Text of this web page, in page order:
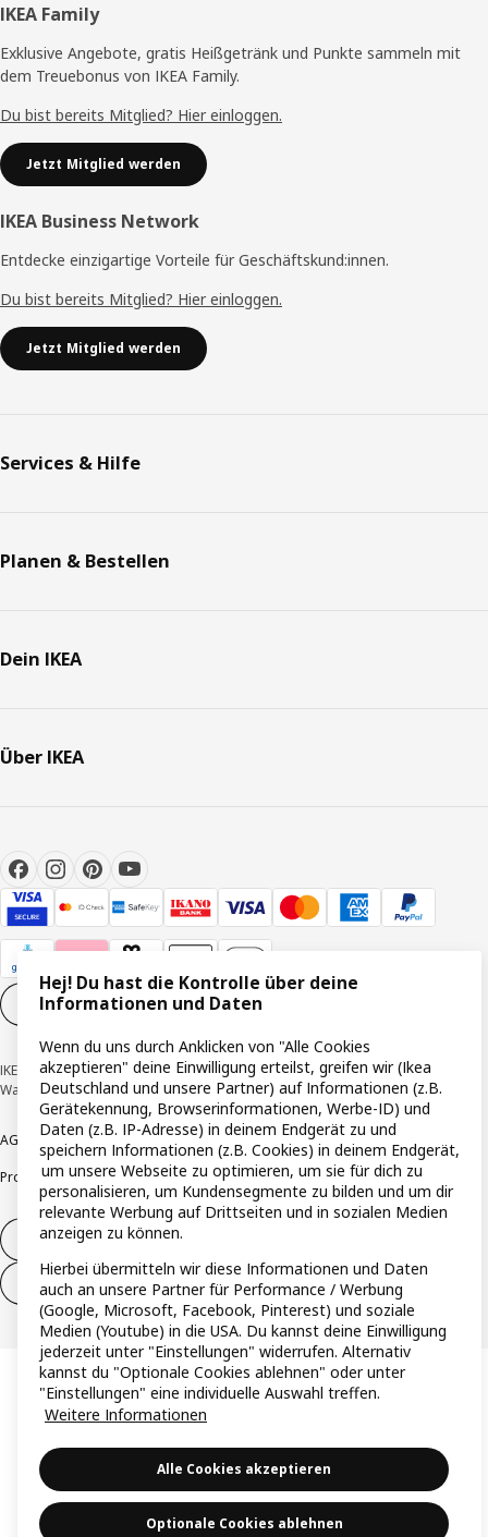
Fußzeile
IKEA Family
Exklusive Angebote, gratis Heißgetränk und Punkte sammeln mit
dem Treuebonus von IKEA Family.
Du bist bereits Mitglied? Hier einloggen.
Jetzt Mitglied werden
IKEA Business Network
Entdecke einzigartige Vorteile für Geschäftskund:innen.
Du bist bereits Mitglied? Hier einloggen.
Jetzt Mitglied werden
Services & Hilfe
Planen & Bestellen
Dein IKEA
Über IKEA
Cookie-Einstellungen
IKEA Deutschland GmbH & Co. KG - Am Wandersmann 2-4, 65719 Hofheim-
Wallau © Inter IKEA Systems B.V. 1999-2026
AGB Barrierefreiheit Cookie-Richtlinie DatenschutzerklärungImpressum
ProduktrückrufeResponsible DisclosureVertrauensstelle
Vertrag widerrufen
Vertrag widerrufen (Services & Leistungen)
Hej! Du hast die Kontrolle über deine
Informationen und Daten
Wenn du uns durch Anklicken von "Alle Cookies
akzeptieren" deine Einwilligung erteilst, greifen wir (Ikea
Deutschland und unsere Partner) auf Informationen (z.B.
Gerätekennung, Browserinformationen, Werbe-ID) und
Daten (z.B. IP-Adresse) in deinem Endgerät zu und
speichern Informationen (z.B. Cookies) in deinem Endgerät,
um unsere Webseite zu optimieren, um sie für dich zu
personalisieren, um Kundensegmente zu bilden und um dir
relevante Werbung auf Drittseiten und in sozialen Medien
anzeigen zu können.
Hierbei übermitteln wir diese Informationen und Daten
auch an unsere Partner für Performance / Werbung
(Google, Microsoft, Facebook, Pinterest) und soziale
Medien (Youtube) in die USA. Du kannst deine Einwilligung
jederzeit unter "Einstellungen" widerrufen. Alternativ
kannst du "Optionale Cookies ablehnen" oder unter
"Einstellungen" eine individuelle Auswahl treffen.
Weitere Informationen
Alle Cookies akzeptieren
Optionale Cookies ablehnen